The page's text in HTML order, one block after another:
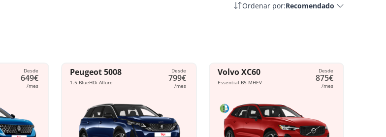
Ordenar por:Recomendado
Desde
649€
/mes
Peugeot 5008
1.5 BlueHDi Allure
Desde
799€
/mes
Volvo XC60
Essential B5 MHEV
Desde
875€
/mes